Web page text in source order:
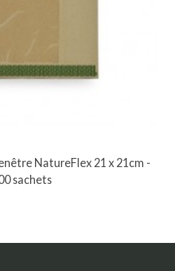
NatureFlex 21 x 21cm -
sachets